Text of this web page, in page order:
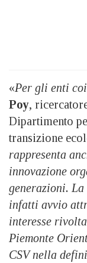
«Per gli enti
Poy,
Dipartimento
transizione
rappresenta
innovazione
generazioni.
infatti avvio
interesse
Piemonte
CSV nella